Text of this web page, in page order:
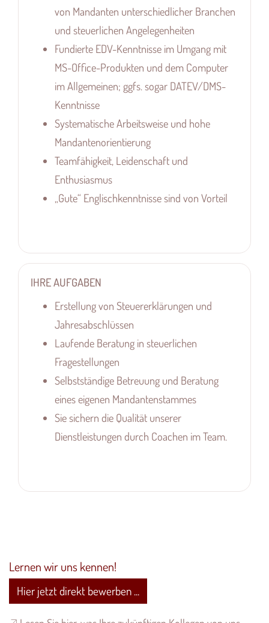
von Mandanten unterschiedlicher Branchen
und steuerlichen Angelegenheiten
Fundierte EDV-Kenntnisse im Umgang mit
MS-Office-Produkten und dem Computer
im Allgemeinen; ggfs. sogar DATEV/DMS-
Kenntnisse
Systematische Arbeitsweise und hohe
Mandantenorientierung
Teamfähigkeit, Leidenschaft und
Enthusiasmus
„Gute“ Englischkenntnisse sind von Vorteil
IHRE AUFGABEN
Erstellung von Steuererklärungen und
Jahresabschlüssen
Laufende Beratung in steuerlichen
Fragestellungen
Selbstständige Betreuung und Beratung
eines eigenen Mandantenstammes
Sie sichern die Qualität unserer
Dienstleistungen durch Coachen im Team.
Lernen wir uns kennen!
Hier jetzt direkt bewerben ...